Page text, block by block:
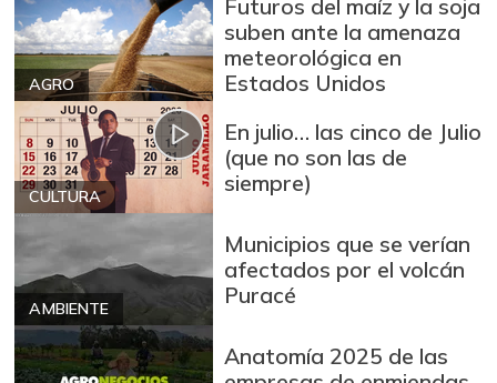
07/25/2026
$ 5.400,00
-5,26%
Mandarina
arrayana
08/24/2024
$ 1.660,00
Mandarina común
07/25/2026
Mango Tommy
07/25/2026
$ 4.933,00
+21,29%
Mango de azúcar
06/04/2016 +5,58%
AGRO
Futuros del maíz y la soja
suben ante la amenaza
meteorológica en
Estados Unidos
CULTURA
En julio… las cinco de Julio
(que no son las de
siempre)
AMBIENTE
Municipios que se verían
afectados por el volcán
Puracé
Anatomía 2025 de las